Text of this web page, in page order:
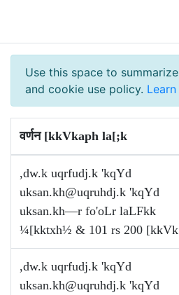
Use this space to
and cookie use policy.
वर्णन [kkVkaph la[;k
,dw.k uqrfudj.k 'kqYd
uksan.kh@uqruhdj.k 'kqYd
uksan.kh—r fo'oLr laLFkk
¼[kktxh½ & 101 rs 200 [kkVk
,dw.k uqrfudj.k 'kqYd
uksan.kh@uqruhdj.k 'kqYd